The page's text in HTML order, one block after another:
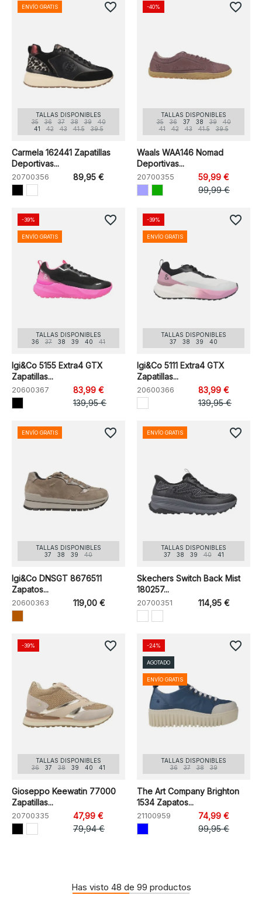
TALLAS DISPONIBLES
35
36 37 38 39
40
41
42 43 41.5 39.5
Carmela 162441 Zapatillas
Deportivas...
20700356 89,95 €
ENVÍO GRATIS favorite_border
TALLAS DISPONIBLES
35
36 37 38 39
40
41
42 43 41.5 39.5
Waals WAA146 Nomad
Deportivas...
20700355
59,99 €
99,99 €
-40% favorite_border
TALLAS DISPONIBLES
36
37 38 39 40 41
Igi&Co 5155 Extra4 GTX
Zapatillas...
20600367
83,99 €
139,95 €
-39%
ENVÍO GRATIS
favorite_border
TALLAS DISPONIBLES
37
38 39 40
Igi&Co 5111 Extra4 GTX
Zapatillas...
20600366
83,99 €
139,95 €
-39%
ENVÍO GRATIS
favorite_border
TALLAS DISPONIBLES
37
38 39 40
Igi&Co DNSGT 8676511
Zapatos...
20600363 119,00 €
ENVÍO GRATIS favorite_border
TALLAS DISPONIBLES
37
38 39 40 41
Skechers Switch Back Mist
180257...
20700351 114,95 €
ENVÍO GRATIS favorite_border
TALLAS DISPONIBLES
36
37 38 39 40 41
Gioseppo Keewatin 77000
Zapatillas...
20700335
47,99 €
79,94 €
-39% favorite_border
TALLAS DISPONIBLES
36
37 38 39
The Art Company Brighton
1534 Zapatos...
21100959
74,99 €
99,95 €
-24%
AGOTADO
ENVÍO GRATIS
favorite_border
Has visto 48 de 99 productos